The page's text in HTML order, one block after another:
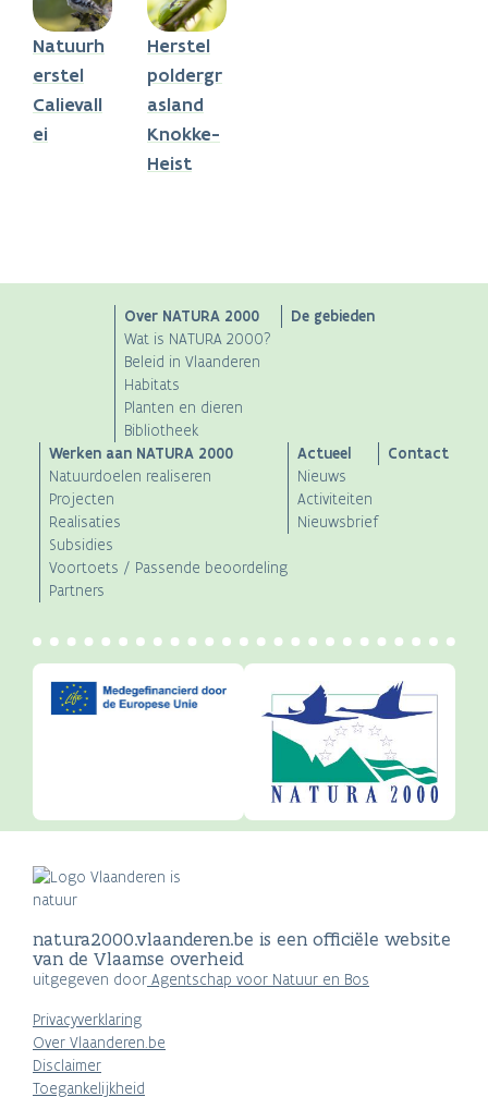
Natuurh
erstel
Calievall
ei
Herstel
poldergr
asland
Knokke-
Heist
navigation
Over NATURA 2000
Wat is NATURA 2000?
Beleid in Vlaanderen
Habitats
Planten en dieren
Bibliotheek
De gebieden
Werken aan NATURA 2000
Natuurdoelen realiseren
Projecten
Realisaties
Subsidies
Voortoets / Passende beoordeling
Partners
Actueel
Nieuws
Activiteiten
Nieuwsbrief
Contact
natura2000.vlaanderen.be is een officiële website
van de Vlaamse overheid
uitgegeven door Agentschap voor Natuur en Bos
Privacyverklaring
Over Vlaanderen.be
Disclaimer
Toegankelijkheid